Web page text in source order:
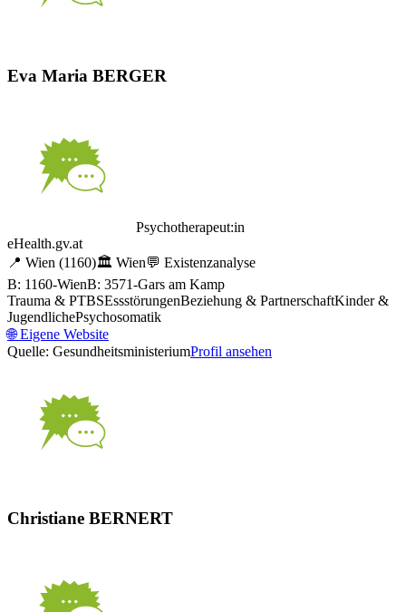
Eva Maria BERGER
Psychotherapeut:in
eHealth.gv.at
📍 Wien (1160)🏛️ Wien💬 Existenzanalyse
B: 1160-WienB: 3571-Gars am Kamp
Trauma & PTBSEssstörungenBeziehung & PartnerschaftKinder &
JugendlichePsychosomatik
🌐Eigene Website
Quelle: GesundheitsministeriumProfil ansehen
Christiane BERNERT